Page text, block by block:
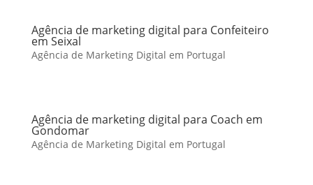
Agência de marketing digital para Confeiteiro
em Seixal
Agência de Marketing Digital em Portugal
Agência de marketing digital para Coach em
Gondomar
Agência de Marketing Digital em Portugal